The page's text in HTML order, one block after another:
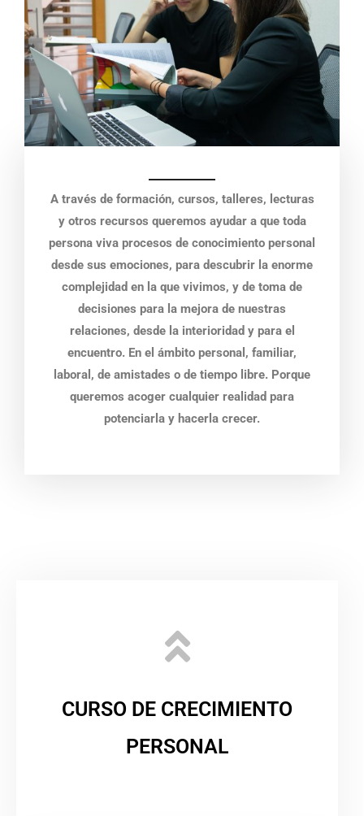
A través de formación, cursos, talleres, lecturas
y otros recursos queremos ayudar a que toda
persona viva procesos de conocimiento personal
desde sus emociones, para descubrir la enorme
complejidad en la que vivimos, y de toma de
decisiones para la mejora de nuestras
relaciones, desde la interioridad y para el
encuentro. En el ámbito personal, familiar,
laboral, de amistades o de tiempo libre. Porque
queremos acoger cualquier realidad para
potenciarla y hacerla crecer.
CURSO DE CRECIMIENTO
PERSONAL